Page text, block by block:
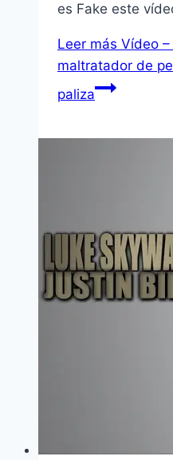
es Fake este
Leer más Vídeo
maltratador de
paliza